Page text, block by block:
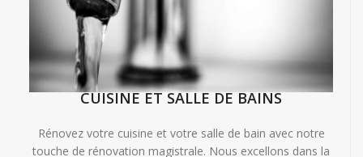
CUISINE ET SALLE DE BAINS
Rénovez votre cuisine et votre salle de bain avec notre
touche de rénovation magistrale. Nous excellons dans la